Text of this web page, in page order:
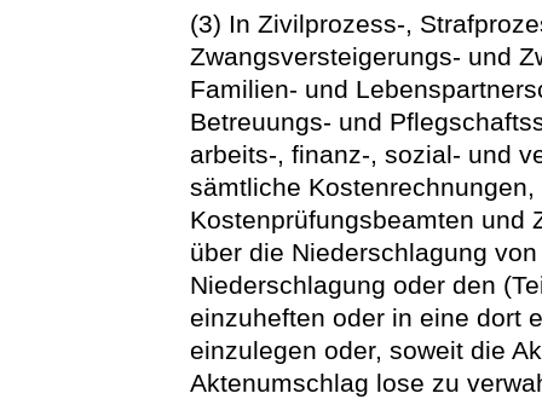
(3) In Zivilprozess-,
Zwangsversteigerungs- und
Familien- und
Betreuungs- und
arbeits-, finanz-, sozial- und
sämtliche
Kostenprüfungsbeamten und
über die Niederschlagung
Niederschlagung oder den
einzuheften oder in eine dort
einzulegen oder, soweit die
Aktenumschlag lose zu